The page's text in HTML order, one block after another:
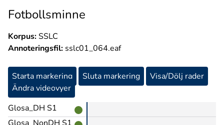
Fotbollsminne
Korpus:SSLC
Annoteringsfil: sslc01_064.eaf
Starta markering Sluta markering
Visa/Dölj rader
Ändra videovyer
Glosa_DH S1